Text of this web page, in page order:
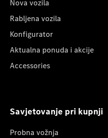
Nova vozila
Rabljena vozila
Konfigurator
Aktualna ponuda i akcije
Accessories
Savjetovanje pri kupnji
Probna vožnja